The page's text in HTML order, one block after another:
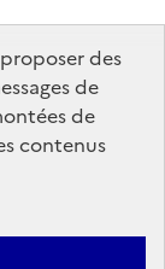
des
de
de
contenus
partiellement